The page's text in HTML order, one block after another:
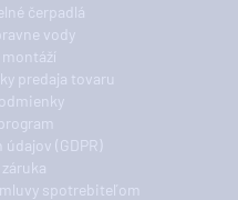
čerpadlá
vody
predaja tovaru
(GDPR)
spotrebiteľom